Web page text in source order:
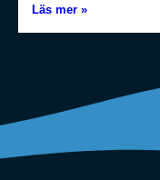
Läs mer »